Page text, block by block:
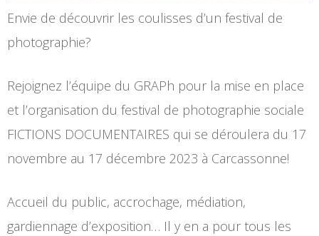
Envie de découvrir les coulisses d’un festival de
photographie?
Rejoignez l’équipe du GRAPh pour la mise en place
et l’organisation du festival de photographie sociale
FICTIONS DOCUMENTAIRES qui se déroulera du 17
novembre au 17 décembre 2023 à Carcassonne!
Accueil du public, accrochage, médiation,
gardiennage d’exposition… Il y en a pour tous les